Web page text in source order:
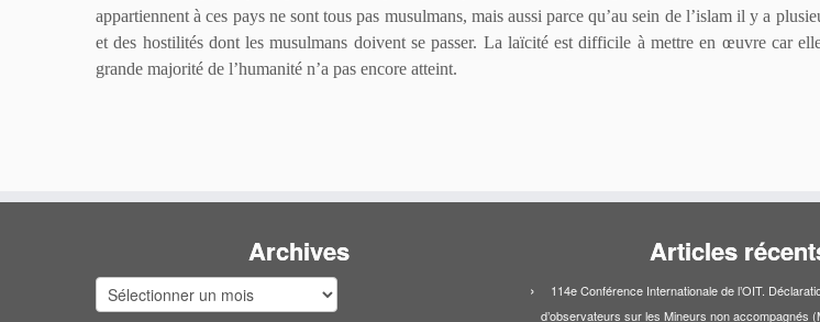
appartiennent à ces pays ne sont tous pas musulmans, mais aussi parce qu’au sein de l’islam il y a
et des hostilités dont les musulmans doivent se passer. La laïcité est difficile à mettre en œuvre car
grande majorité de l’humanité n’a pas encore atteint.
Archives
Archives
Articles
114e Conférence Internationale de l’OIT.
d’observateurs sur les Mineurs non accompagnés